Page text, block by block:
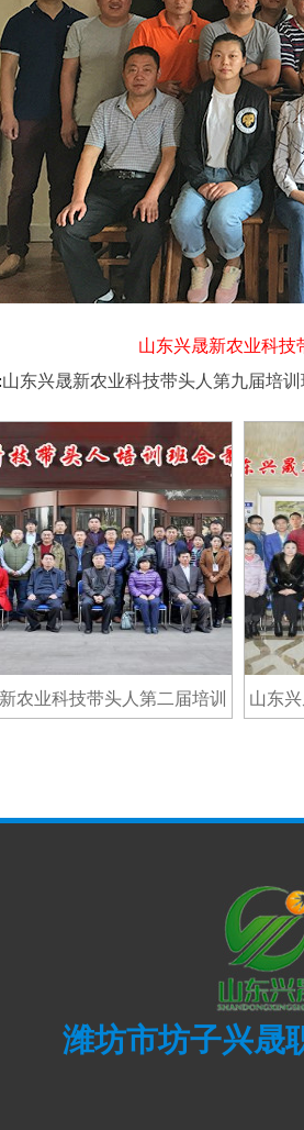
山东兴晟新农业科技
山东兴晟新农业科技带头人第九届培训
科技带头人第二届培训 山东兴晟新
潍坊市坊子兴晟